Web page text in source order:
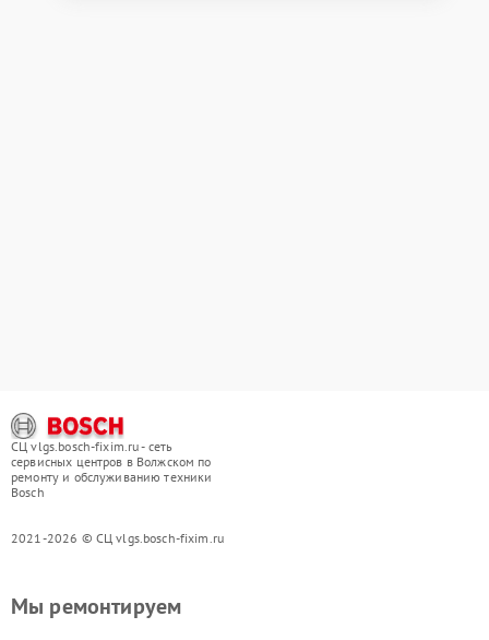
СЦ vlgs.bosch-fixim.ru - сеть
сервисных центров в Волжском по
ремонту и обслуживанию техники
Bosch
2021-2026 © СЦ vlgs.bosch-fixim.ru
Мы ремонтируем